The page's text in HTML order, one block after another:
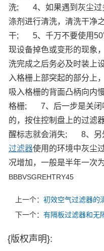
洗;
4、如果遇到灰尘过
涤剂进行清洗，清洗干净
干;
5、千万不要使用
现设备掉色或变形的现象
洗完成之后务必及时装上
入格栅上部突起的部分上
吸入格栅的背面凸柄向内
格栅;
7、后一步是关闭
的，按住控制盘上的过滤
醒标志就会消失;
8、另
过滤器使用的环境中灰尘
况增加，一般是半年一次为
BBBVSGREHTRY45
上一个： 初效空气过滤器的
下一个： 有隔板过滤器和无
{版权声明}: